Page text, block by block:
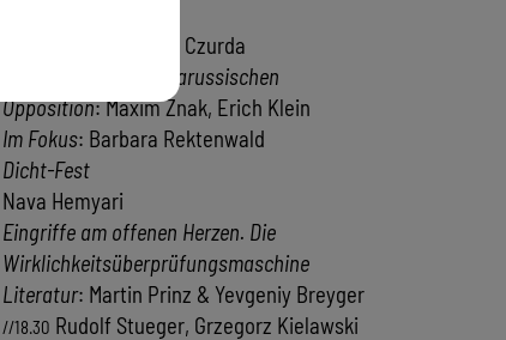
Werkporträt Elfriede Czurda
Literatur aus der belarussischen
Opposition: Maxim Znak, Erich Klein
Im Fokus: Barbara Rektenwald
Dicht-Fest
Nava Hemyari
Eingriffe am offenen Herzen. Die
Wirklichkeitsüberprüfungsmaschine
Literatur: Martin Prinz & Yevgeniy Breyger
//18.30 Rudolf Stueger, Grzegorz Kielawski